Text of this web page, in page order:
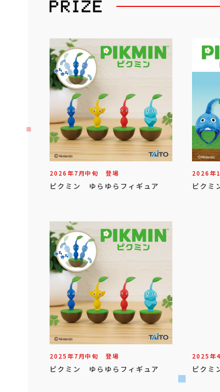
2026年7月中旬 登場
ピクミン ゆらゆらフィギュア
2026年
ピクミ
2025年7月中旬 登場
ピクミン ゆらゆらフィギュア
2025年
ピクミ